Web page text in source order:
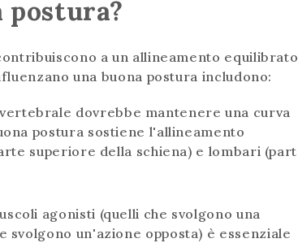
postura?
a un allineamento equilibrato
una buona postura includono:
dovrebbe mantenere una curva
postura sostiene l'allineamento
superiore della schiena) e lombari
agonisti (quelli che svolgono una
un'azione opposta) è essenziale